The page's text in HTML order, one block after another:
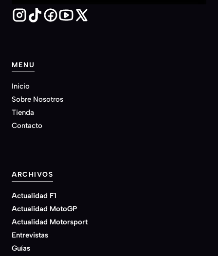
MENU
Inicio
Sobre Nosotros
Tienda
Contacto
ARCHIVOS
Actualidad F1
Actualidad MotoGP
Actualidad Motorsport
Entrevistas
Guías